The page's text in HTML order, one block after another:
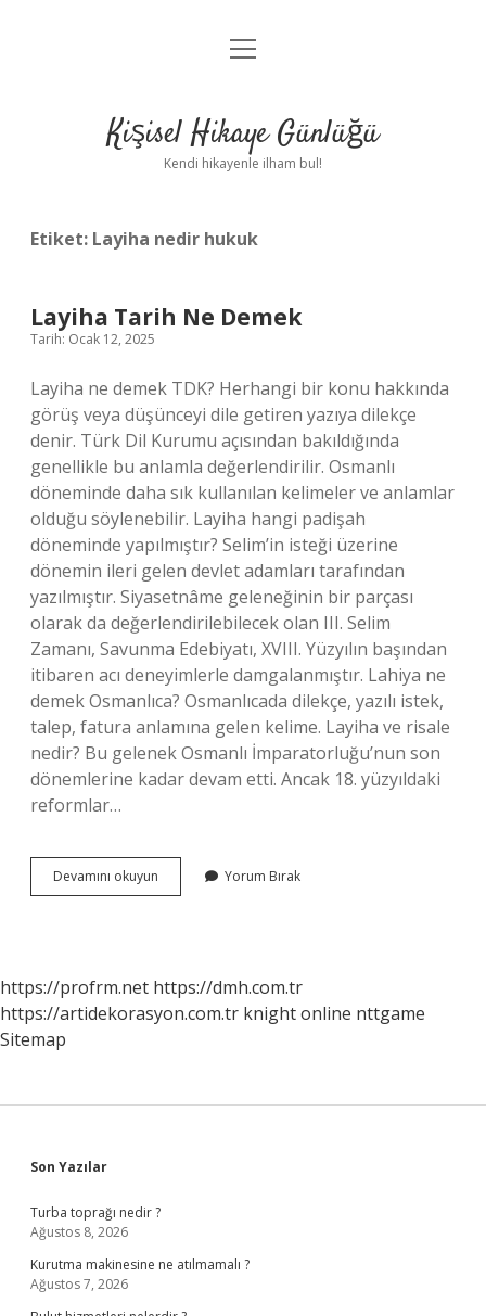
Anasayfa
Yasal Uyarı
menüyü
Kişisel Hikaye Günlüğü
Kendi hikayenle ilham bul!
Etiket: Layiha nedir hukuk
Layiha Tarih Ne Demek
Tarih: Ocak 12, 2025
Layiha ne demek TDK? Herhangi bir konu hakkında
görüş veya düşünceyi dile getiren yazıya dilekçe
denir. Türk Dil Kurumu açısından bakıldığında
genellikle bu anlamla değerlendirilir. Osmanlı
döneminde daha sık kullanılan kelimeler ve anlamlar
olduğu söylenebilir. Layiha hangi padişah
döneminde yapılmıştır? Selim’in isteği üzerine
dönemin ileri gelen devlet adamları tarafından
yazılmıştır. Siyasetnâme geleneğinin bir parçası
olarak da değerlendirilebilecek olan III. Selim
Zamanı, Savunma Edebiyatı, XVIII. Yüzyılın başından
itibaren acı deneyimlerle damgalanmıştır. Lahiya ne
demek Osmanlıca? Osmanlıcada dilekçe, yazılı istek,
talep, fatura anlamına gelen kelime. Layiha ve risale
nedir? Bu gelenek Osmanlı İmparatorluğu’nun son
dönemlerine kadar devam etti. Ancak 18. yüzyıldaki
reformlar…
Devamını okuyun
Tarih
Yorum Bırak
https://profrm.net https://dmh.com.tr
https://artidekorasyon.com.tr knight online nttgame
Sitemap
Sidebar
Son Yazılar
Turba toprağı nedir ?
Ağustos 8, 2026
Kurutma makinesine ne atılmamalı ?
Ağustos 7, 2026